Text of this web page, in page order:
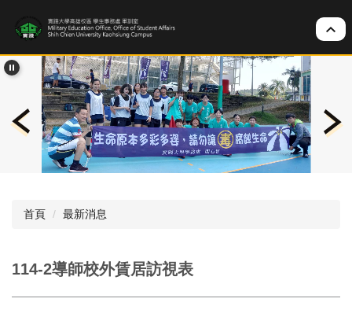
到
要
內
首頁 最新消息
114-2導師校外賃居訪視表